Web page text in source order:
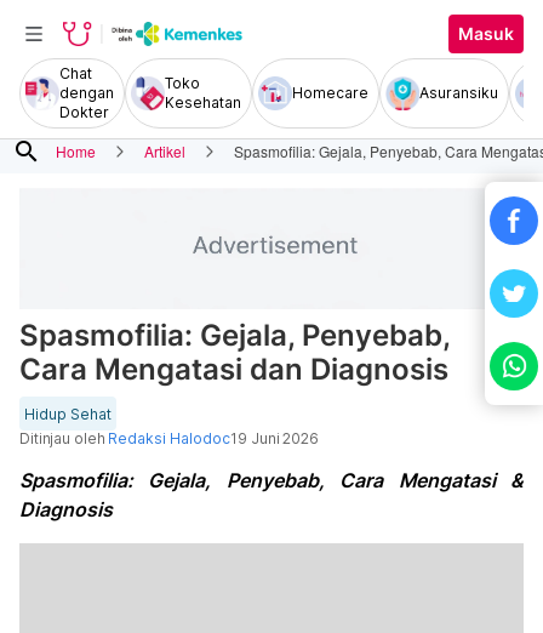
Masuk
Chat
dengan
Dokter
Toko
Kesehatan
Homecare Asuransiku
search Home Artikel Spasmofilia: Gejala, Penyebab, Cara
Spasmofilia: Gejala, Penyebab,
Cara Mengatasi dan Diagnosis
Hidup Sehat
Ditinjau oleh Redaksi Halodoc19 Juni 2026
Spasmofilia: Gejala, Penyebab, Cara Mengatasi &
Diagnosis